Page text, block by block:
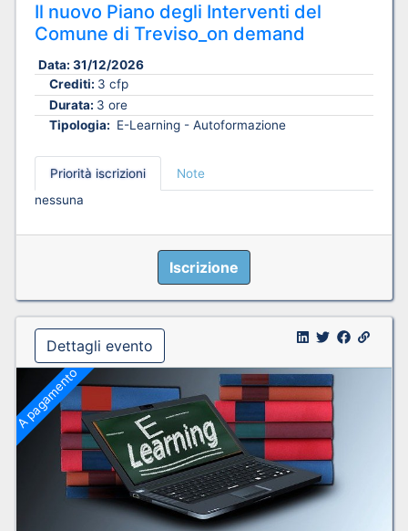
Il nuovo Piano degli Interventi del
Comune di Treviso_on demand
Data: 31/12/2026
Crediti: 3 cfp
Durata: 3 ore
Tipologia: E-Learning - Autoformazione
Priorità iscrizioni
Note
nessuna
Iscrizione
Dettagli evento
A pagamento